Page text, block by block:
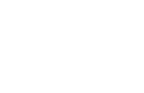
بار به این